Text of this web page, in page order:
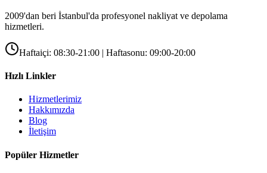
2009'dan beri İstanbul'da profesyonel nakliyat ve depolama
hizmetleri.
Haftaiçi: 08:30-21:00 | Haftasonu: 09:00-20:00
Hızlı Linkler
Hizmetlerimiz
Hakkımızda
Blog
İletişim
Popüler Hizmetler